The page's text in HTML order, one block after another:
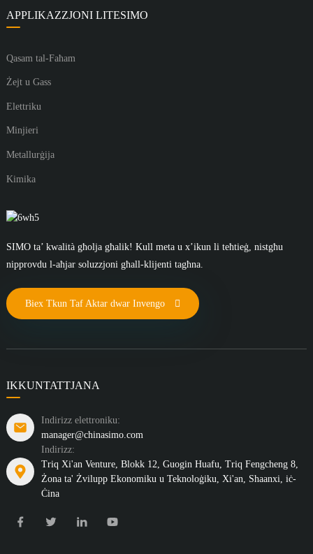
APPLIKAZZJONI LITESIMO
Qasam tal-Faħam
Żejt u Gass
Elettriku
Minjieri
Metallurġija
Kimika
SIMO ta’ kwalità għolja għalik! Kull meta u x’ikun li teħtieġ, nistgħu
nipprovdu l-aħjar soluzzjoni għall-klijenti tagħna.
Biex Tkun Taf Aktar dwar Invengo
IKKUNTATTJANA
Indirizz elettroniku:
manager@chinasimo.com
Indirizz:
Triq Xi'an Venture, Blokk 12, Guogin Huafu, Triq Fengcheng 8,
Żona ta' Żvilupp Ekonomiku u Teknoloġiku, Xi'an, Shaanxi, iċ-
Ċina